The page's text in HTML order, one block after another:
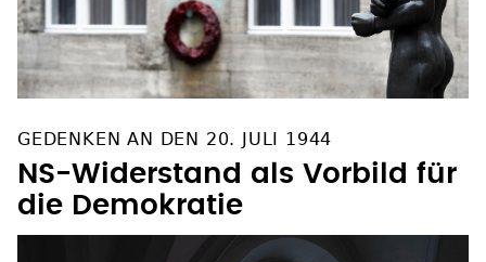
GEDENKEN AN DEN 20. JULI 1944
NS-Widerstand als Vorbild für
die Demokratie